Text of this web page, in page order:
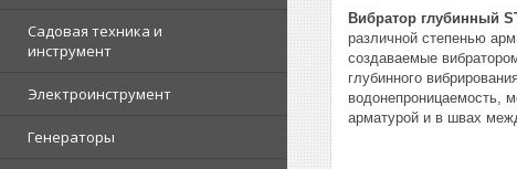
Садовая техника и
инструмент
Электроинструмент
Генераторы
Вибратор глубинный
различной степенью
создаваемые
глубинного
водонепроницаемость,
арматурой и в швах